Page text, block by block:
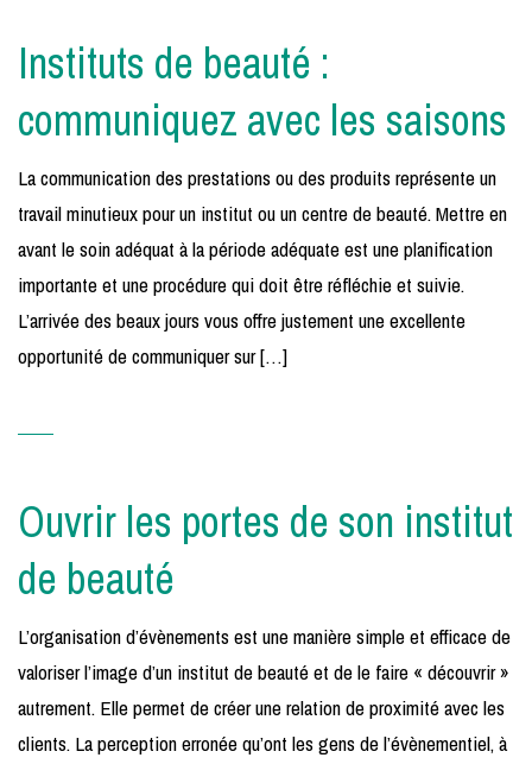
Instituts de beauté :
communiquez avec les saisons
La communication des prestations ou des produits représente un
travail minutieux pour un institut ou un centre de beauté. Mettre en
avant le soin adéquat à la période adéquate est une planification
importante et une procédure qui doit être réfléchie et suivie.
L’arrivée des beaux jours vous offre justement une excellente
opportunité de communiquer sur […]
Ouvrir les portes de son institut
de beauté
L’organisation d’évènements est une manière simple et efficace de
valoriser l’image d’un institut de beauté et de le faire « découvrir »
autrement. Elle permet de créer une relation de proximité avec les
clients. La perception erronée qu’ont les gens de l’évènementiel, à